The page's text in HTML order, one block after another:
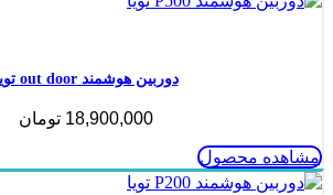
دوربین هوشمند out door تویا
18,900,000 تومان
مشاهده محصول